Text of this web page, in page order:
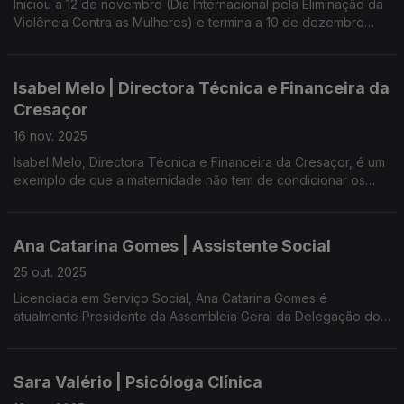
Iniciou a 12 de novembro (Dia Internacional pela Eliminação da
Violência Contra as Mulheres) e termina a 10 de dezembro
É a Campanha dos 16 Dias de Ativismo pelo Fim da Violência
Contra as Mulheres que há 17 anos a UMAR-Açores promove
com diversas iniciativas: exposições, filmes, teatro, workshops,
webinares, tertúlias, conferências, seminários e Caravana
Com Ana Resendes e Maria José Raposo, presidente da
Isabel Melo | Directora Técnica e Financeira da
Cresaçor
16 nov. 2025
Isabel Melo, Directora Técnica e Financeira da Cresaçor, é um
exemplo de que a maternidade não tem de condicionar os
Com Ana Resendes e Maria José Raposo da Umar Açores
Ana Catarina Gomes | Assistente Social
25 out. 2025
Licenciada em Serviço Social, Ana Catarina Gomes é
atualmente Presidente da Assembleia Geral da Delegação dos
Fez um percurso notável para quem nasceu com glaucoma
Sara Valério | Psicóloga Clínica